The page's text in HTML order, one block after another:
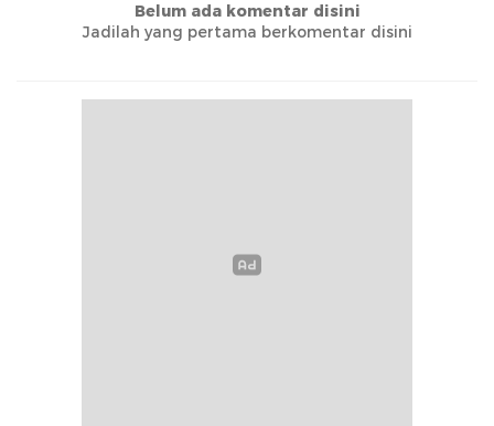
Belum ada komentar disini
Jadilah yang pertama berkomentar disini